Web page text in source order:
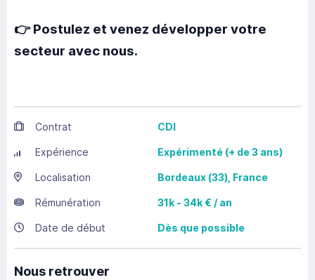
👉 Postulez et venez développer votre
secteur avec nous.
Contrat CDI
Expérience Expérimenté (+ de 3 ans)
Localisation Bordeaux (33), France
Rémunération 31k - 34k € / an
Date de début Dès que possible
Nous retrouver